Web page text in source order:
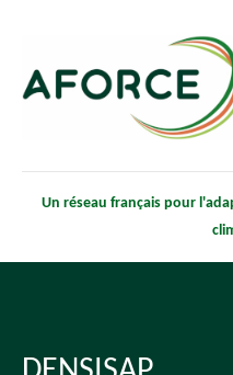
contenu
principal
Un réseau français pour